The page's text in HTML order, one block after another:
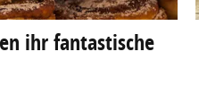
ihr fantastische